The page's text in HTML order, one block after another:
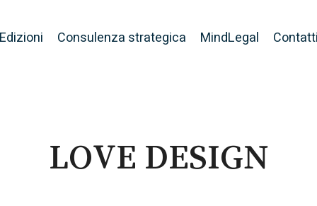
Edizioni Consulenza strategica MindLegal Contatti
LOVE DESIGN